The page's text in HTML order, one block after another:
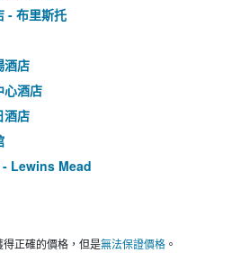
- 布里斯托
酒店
心酒店
酒店
Lewins Mead
- Emersons Green
得正確的價格，但是無法保證價格 。